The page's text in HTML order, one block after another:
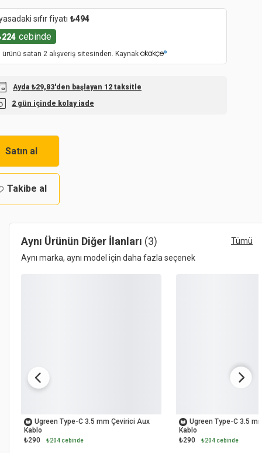
sıfır fiyatı ₺494
224 cebinde
ürünü satan 2 alışveriş sitesinden. Kaynak
Ayda ₺29,83'den başlayan 12 taksitle
2 gün içinde kolay iade
Satın al
Takibe al
Aynı Ürünün Diğer İlanları (3)
Tümü
Aynı marka, aynı model için daha fazla seçenek
Ugreen Type-C 3.5 mm Çevirici Aux
Kablo
₺290
₺204 cebinde
Ugreen Type-C 3.5
Kablo
₺290
₺204 cebinde